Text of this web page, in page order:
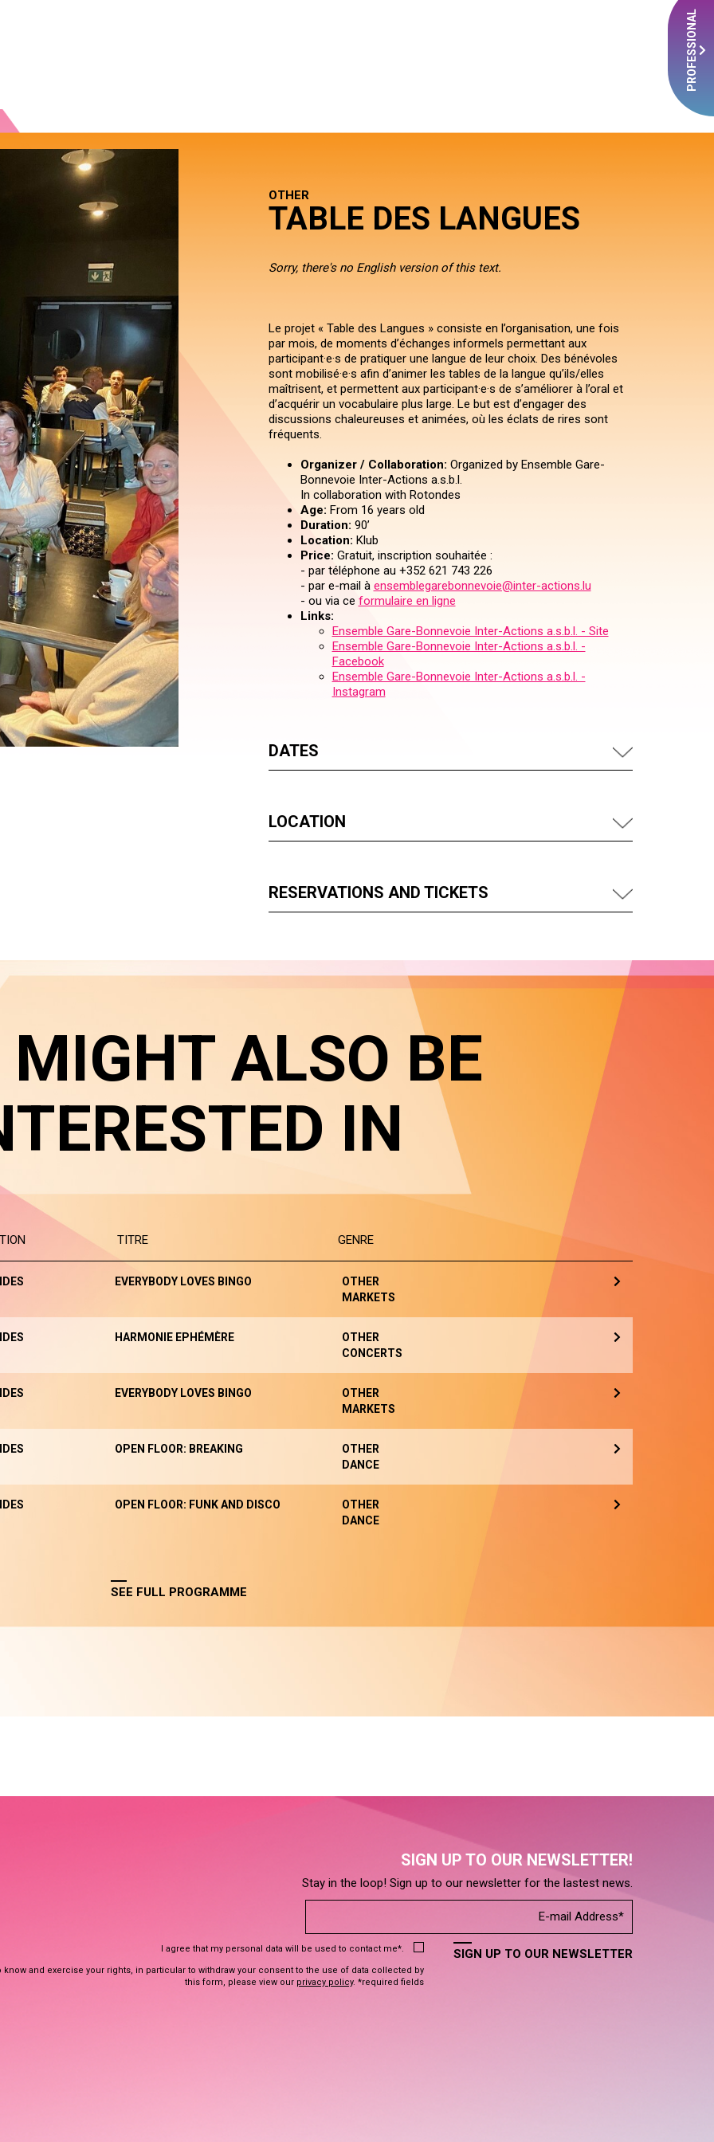
PROFESSIONAL
OTHER
TABLE DES LANGUES
Sorry, there's no English version of this text.
Le projet « Table des Langues » consiste en l’organisation, une fois
par mois, de moments d’échanges informels permettant aux
participant·e·s de pratiquer une langue de leur choix. Des bénévoles
sont mobilisé·e·s afin d’animer les tables de la langue qu’ils/elles
maîtrisent, et permettent aux participant·e·s de s’améliorer à l’oral et
d’acquérir un vocabulaire plus large. Le but est d’engager des
discussions chaleureuses et animées, où les éclats de rires sont
fréquents.
Organizer / Collaboration: Organized by Ensemble Gare-
Bonnevoie Inter-Actions a.s.b.l.
In collaboration with Rotondes
Age: From 16 years old
Duration: 90’
Location: Klub
Price: Gratuit, inscription souhaitée :
- par téléphone au +352 621 743 226
- par e-mail à ensemblegarebonnevoie@inter-actions.lu
- ou via ce formulaire en ligne
Links:
Ensemble Gare-Bonnevoie Inter-Actions a.s.b.l. - Site
Ensemble Gare-Bonnevoie Inter-Actions a.s.b.l. -
Facebook
Ensemble Gare-Bonnevoie Inter-Actions a.s.b.l. -
Instagram
DATES
LOCATION
RESERVATIONS AND TICKETS
MIGHT ALSO BE
IN
TITRE GENRE
EVERYBODY LOVES BINGO
OTHER
MARKETS
HARMONIE EPHÉMÈRE
OTHER
CONCERTS
EVERYBODY LOVES BINGO
OTHER
MARKETS
OPEN FLOOR: BREAKING
OTHER
DANCE
OPEN FLOOR: FUNK AND DISCO
OTHER
DANCE
SEE FULL PROGRAMME
SIGN UP TO OUR NEWSLETTER!
Stay in the loop! Sign up to our newsletter for the lastest news.
I agree that my personal data will be used to contact me*.
know and exercise your rights, in particular to withdraw your consent to the use of data collected by
this form, please view our privacy policy. *required fields
SIGN UP TO OUR NEWSLETTER